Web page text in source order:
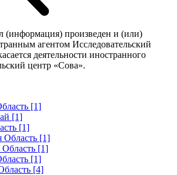
(информация) произведен и (или)
агентом Исследовательский
деятельности иностранного
центр «Сова».
[1]
[1]
[1]
Область [1]
[1]
[1]
[4]